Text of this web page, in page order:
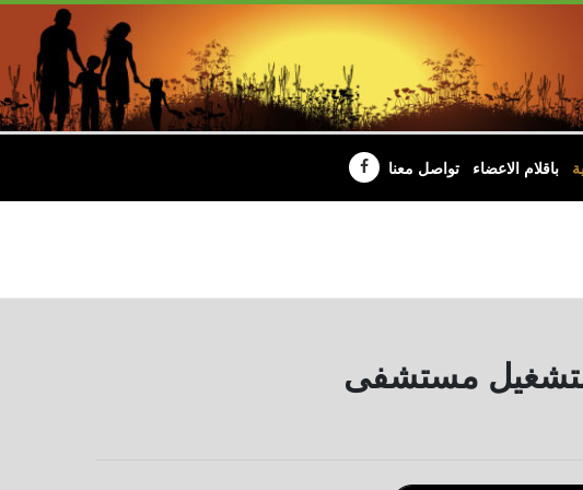
باقلام الاعضاء تواصل معنا
لتشغيل مستشفى